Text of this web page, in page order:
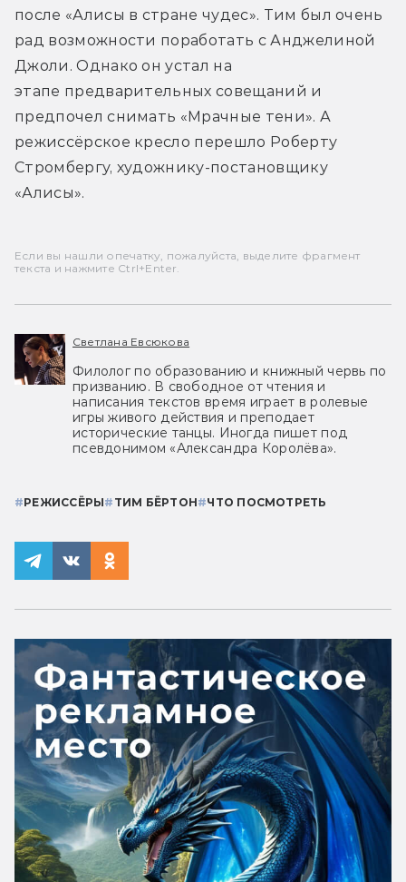
после «Алисы в стране чудес». Тим был очень
рад возможности поработать с Анджелиной
Джоли. Однако он устал на
этапе предварительных совещаний и
предпочел снимать «Мрачные тени». А
режиссёрское кресло перешло Роберту
Стромбергу, художнику-постановщику
«Алисы».
Если вы нашли опечатку, пожалуйста, выделите фрагмент
текста и нажмите Ctrl+Enter.
Светлана Евсюкова
Филолог по образованию и книжный червь по
призванию. В свободное от чтения и
написания текстов время играет в ролевые
игры живого действия и преподает
исторические танцы. Иногда пишет под
псевдонимом «Александра Королёва».
#РЕЖИССЁРЫ# ТИМ БЁРТОН#ЧТО ПОСМОТРЕТЬ